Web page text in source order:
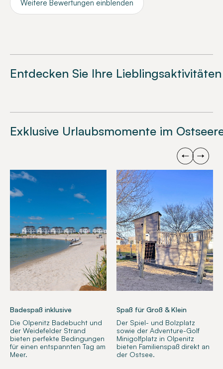
Weitere Bewertungen einblenden
Entdecken Sie Ihre Lieblingsaktivitäten
Exklusive Urlaubsmomente im
Badespaß inklusive
Die Olpenitz Badebucht und
der Weidefelder Strand
bieten perfekte Bedingungen
für einen entspannten Tag am
Meer.
Spaß für Groß & Klein
Der Spiel- und Bolzplatz
sowie der Adventure-Golf
Minigolfplatz in Olpenitz
bieten Familienspaß direkt an
der Ostsee.